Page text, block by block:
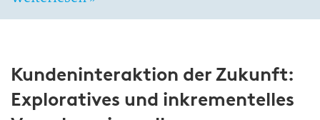
Kundeninteraktion der Zukunft:
Exploratives und inkrementelles